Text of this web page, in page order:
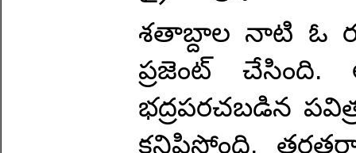
శతాబ్దాల నాటి ఓ
ప్రజెంట్
భద్రపరచబడిన
కనిపిస్తోంది.